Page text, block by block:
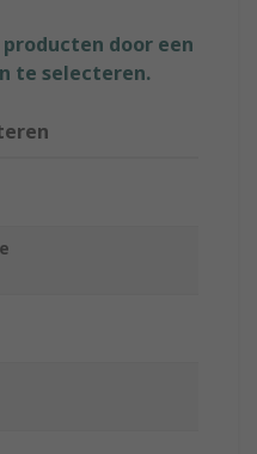
door een
te selecteren.